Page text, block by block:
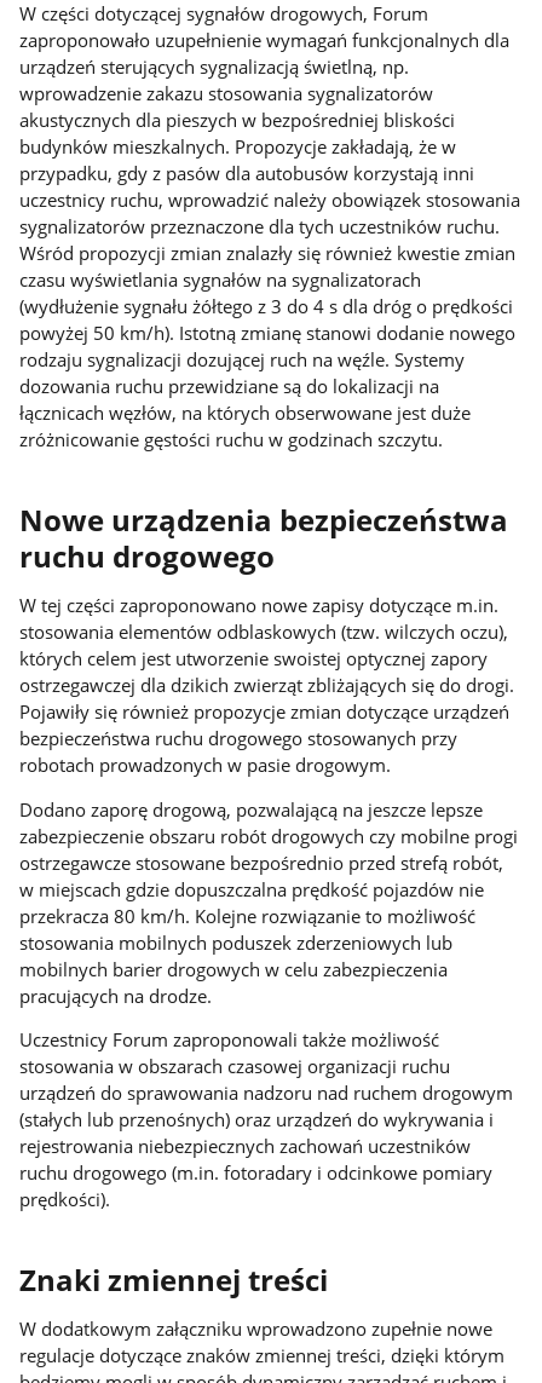
W części dotyczącej sygnałów drogowych, Forum
zaproponowało uzupełnienie wymagań funkcjonalnych dla
urządzeń sterujących sygnalizacją świetlną, np.
wprowadzenie zakazu stosowania sygnalizatorów
akustycznych dla pieszych w bezpośredniej bliskości
budynków mieszkalnych. Propozycje zakładają, że w
przypadku, gdy z pasów dla autobusów korzystają inni
uczestnicy ruchu, wprowadzić należy obowiązek stosowania
sygnalizatorów przeznaczone dla tych uczestników ruchu.
Wśród propozycji zmian znalazły się również kwestie zmian
czasu wyświetlania sygnałów na sygnalizatorach
(wydłużenie sygnału żółtego z 3 do 4 s dla dróg o prędkości
powyżej 50 km/h). Istotną zmianę stanowi dodanie nowego
rodzaju sygnalizacji dozującej ruch na węźle. Systemy
dozowania ruchu przewidziane są do lokalizacji na
łącznicach węzłów, na których obserwowane jest duże
zróżnicowanie gęstości ruchu w godzinach szczytu.
Nowe urządzenia bezpieczeństwa
ruchu drogowego
W tej części zaproponowano nowe zapisy dotyczące m.in.
stosowania elementów odblaskowych (tzw. wilczych oczu),
których celem jest utworzenie swoistej optycznej zapory
ostrzegawczej dla dzikich zwierząt zbliżających się do drogi.
Pojawiły się również propozycje zmian dotyczące urządzeń
bezpieczeństwa ruchu drogowego stosowanych przy
robotach prowadzonych w pasie drogowym.
Dodano zaporę drogową, pozwalającą na jeszcze lepsze
zabezpieczenie obszaru robót drogowych czy mobilne progi
ostrzegawcze stosowane bezpośrednio przed strefą robót,
w miejscach gdzie dopuszczalna prędkość pojazdów nie
przekracza 80 km/h. Kolejne rozwiązanie to możliwość
stosowania mobilnych poduszek zderzeniowych lub
mobilnych barier drogowych w celu zabezpieczenia
pracujących na drodze.
Uczestnicy Forum zaproponowali także możliwość
stosowania w obszarach czasowej organizacji ruchu
urządzeń do sprawowania nadzoru nad ruchem drogowym
(stałych lub przenośnych) oraz urządzeń do wykrywania i
rejestrowania niebezpiecznych zachowań uczestników
ruchu drogowego (m.in. fotoradary i odcinkowe pomiary
prędkości).
Znaki zmiennej treści
W dodatkowym załączniku wprowadzono zupełnie nowe
regulacje dotyczące znaków zmiennej treści, dzięki którym